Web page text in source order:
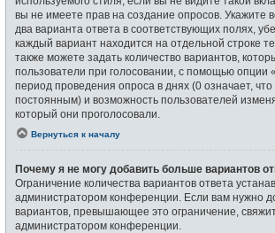
вы не имеете прав на создание опросов. Укажите
два варианта ответа в соответствующих полях,
каждый вариант находится на отдельной строке
также можете задать количество вариантов,
пользователи при голосовании, с помощью опции
период проведения опроса в днях (0 означает,
постоянным) и возможность пользователей
который они проголосовали.
Вернуться к началу
Почему я не могу добавить больше вариантов
Ограничение количества вариантов ответа
администратором конференции. Если вам нужно
вариантов, превышающее это ограничение,
администратором конференции.